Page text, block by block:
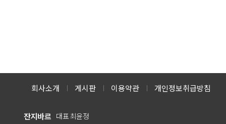
회사소개 게시판 이용약관 개인정보취급방침
잔지바르 대표 최윤정